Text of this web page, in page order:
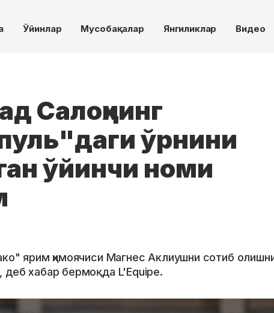
Ўйинлар Мусобақалар Янгиликлар Видео
Салоҳнинг
ўрнини
ўйинчи номи
ярим ҳимоячиси Магнес Аклиушни сотиб
хабар бермоқда L'Equipe.